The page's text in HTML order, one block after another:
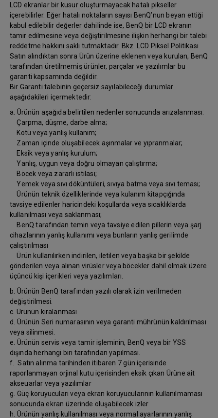
LCD ekranlar bir kusur oluşturmayacak hatalı pikseller
içerebilirler. Eğer hatalı noktaların sayısı BenQ’nun beyan ettiği
kabul edilebilir değerler dahilinde ise, BenQ bir LCD ekranın
tamir edilmesine veya değiştirilmesine ilişkin herhangi bir talebi
reddetme hakkını saklı tutmaktadır. Bkz. LCD Piksel Politikası
Satın alındıktan sonra Ürün üzerine eklenen veya kurulan, BenQ
tarafından üretilmemiş ürünler, parçalar ve yazılımlar bu
garanti kapsamında değildir.
Bir Garanti talebinin geçersiz sayılabileceği durumlar
aşağıdakileri içermektedir:
a. Ürünün aşağıda belirtilen nedenler sonucunda arızalanması:
Çarpma, düşme, darbe alma;
Kötü veya yanlış kullanım;
Zaman içinde oluşabilecek aşınmalar ve yıpranmalar;
Eksik veya yanlış kurulum;
Yanlış, uygun veya doğru olmayan çalıştırma;
Böcek veya zararlı istilası;
Yemek veya sıvı döküntüleri, sıvıya batma veya sıvı teması;
Ürünün teknik özelliklerinde veya kulanım kitapçığında
tavsiye edilenler haricindeki koşullarda veya sıcaklıklarda
kullanılması veya saklanması;
BenQ tarafından temin veya tavsiye edilen pillerin veya şarj
cihazlarının yanlış kullanımı veya bunların yanlış gerilimde
çalıştırılması
Ürün kullanılırken indirilen, iletilen veya başka bir şekilde
gönderilen veya alınan virüsler veya böcekler dahil olmak üzere
üçüncü kişi içerikleri veya yazılımları.
b. Ürünün BenQ tarafından yazılı olarak izin verilmeden
değiştirilmesi.
c. Ürünün kiralanması
d. Ürünün Seri numarasının veya garanti mührünün kaldırılması
veya silinmesi.
e. Ürünün servis veya tamir işleminin, BenQ veya bir YSS
dışında herhangi biri tarafından yapılması.
f. Satın alınma tarihinden itibaren 7 gün içerisinde
raporlanmayan orjinal kutu içerisinden eksik çıkan Ürüne ait
akseuarlar veya yazılımlar
g. Güç koruyucuları veya ekran koruyucularının kullanılmaması
sonucunda ekran üzerinde oluşabilecek izler
h. Ürünün yanlış kullanılması veya normal ayarlarının yanlış